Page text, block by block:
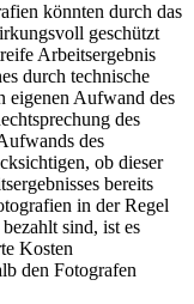
könnten durch das
geschützt
Arbeitsergebnis
durch technische
eigenen Aufwand des
des
des
ob dieser
bereits
in der Regel
sind, ist es
Kosten
den Fotografen